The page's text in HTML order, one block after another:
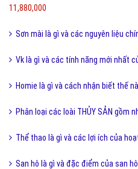
11,880,000
Sơn mài là gì và các nguyên liệu
Vk là gì và các tính năng mới nhất
Homie là gì và cách nhận biết thế
Phân loại các loài THỦY SẢN gồm
Thể thao là gì và các lợi ích của
San hô là gì và đặc điểm của san